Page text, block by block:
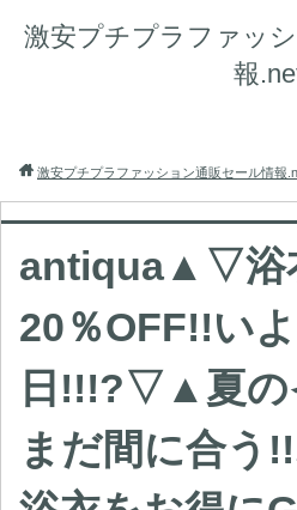
激安プチプラファッ
報
激安プチプラファッション通販セール情報
antiqua▲▽浴
20％OFF!!い
日!!!?▽▲夏の
まだ間に合う